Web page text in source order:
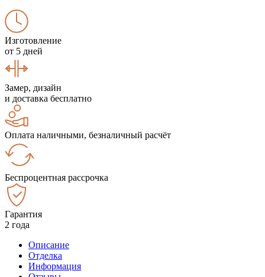
Изготовление
от 5 дней
Замер, дизайн
и доставка бесплатно
Оплата наличными, безналичный расчёт
Беспроцентная рассрочка
Гарантия
2 года
Описание
Отделка
Информация